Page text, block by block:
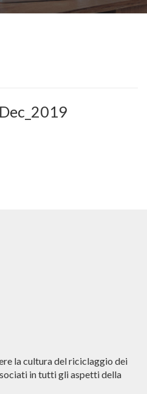
la cultura del riciclaggio dei
in tutti gli aspetti della